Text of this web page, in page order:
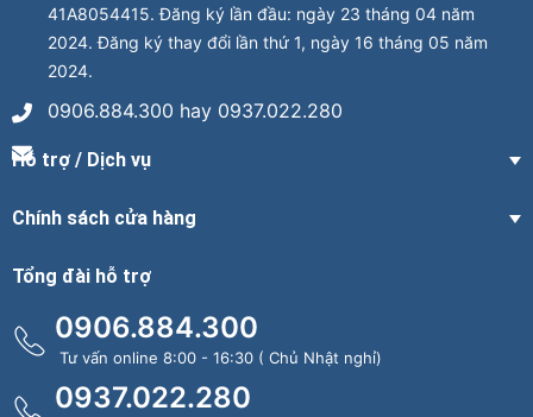
41A8054415. Đăng ký lần đầu: ngày 23 tháng 04 năm
2024. Đăng ký thay đổi lần thứ 1, ngày 16 tháng 05 năm
2024.
0906.884.300 hay 0937.022.280
Hỗ trợ / Dịch vụ
Chính sách cửa hàng
Tổng đài hỗ trợ
0906.884.300
Tư vấn online 8:00 - 16:30 ( Chủ Nhật nghỉ)
0937.022.280